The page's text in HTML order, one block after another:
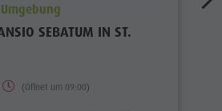
SEBATUM IN ST.
(Öffnet um 09:00)